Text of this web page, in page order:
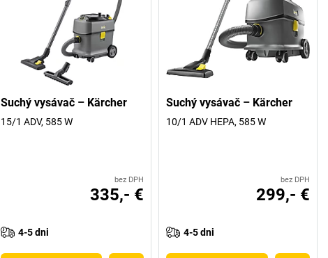
Suchý vysávač – Kärcher
15/1 ADV, 585 W
bez DPH
335,- €
4-5 dni
Suchý vysávač – Kärcher
10/1 ADV HEPA, 585 W
bez DPH
299,- €
4-5 dni